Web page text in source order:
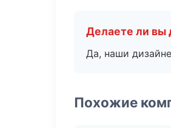
Делаете ли вы
Да, наши
Похожие